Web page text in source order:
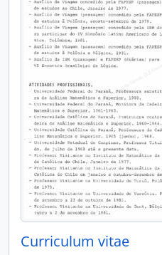
Curriculum vitae